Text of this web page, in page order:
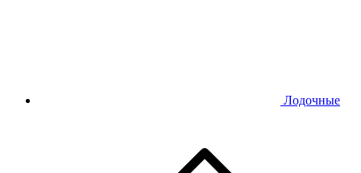
Лодочные